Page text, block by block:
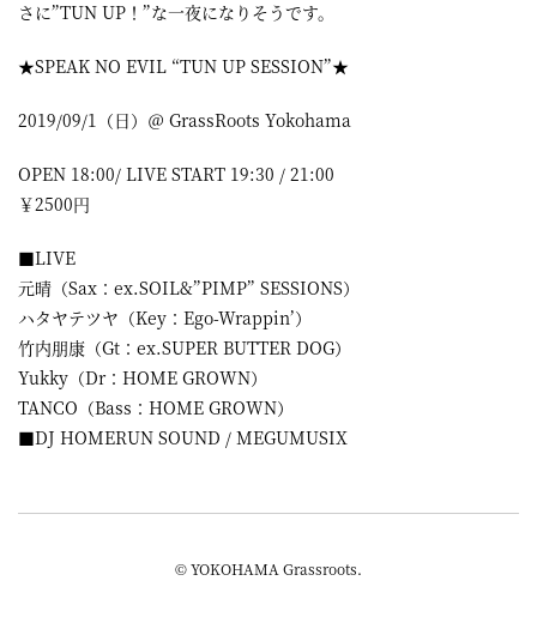
ー
さに”TUN UP！”な一夜になりそうです。
★SPEAK NO EVIL “TUN UP SESSION”★
2019/09/1（日）＠ GrassRoots Yokohama
OPEN 18:00/ LIVE START 19:30 / 21:00
￥2500円
■LIVE
元晴（Sax：ex.SOIL&”PIMP” SESSIONS）
ハタヤテツヤ（Key：Ego-Wrappin’）
竹内朋康（Gt：ex.SUPER BUTTER DOG）
Yukky（Dr：HOME GROWN）
TANCO（Bass：HOME GROWN）
■DJ HOMERUN SOUND / MEGUMUSIX
© YOKOHAMA Grassroots.